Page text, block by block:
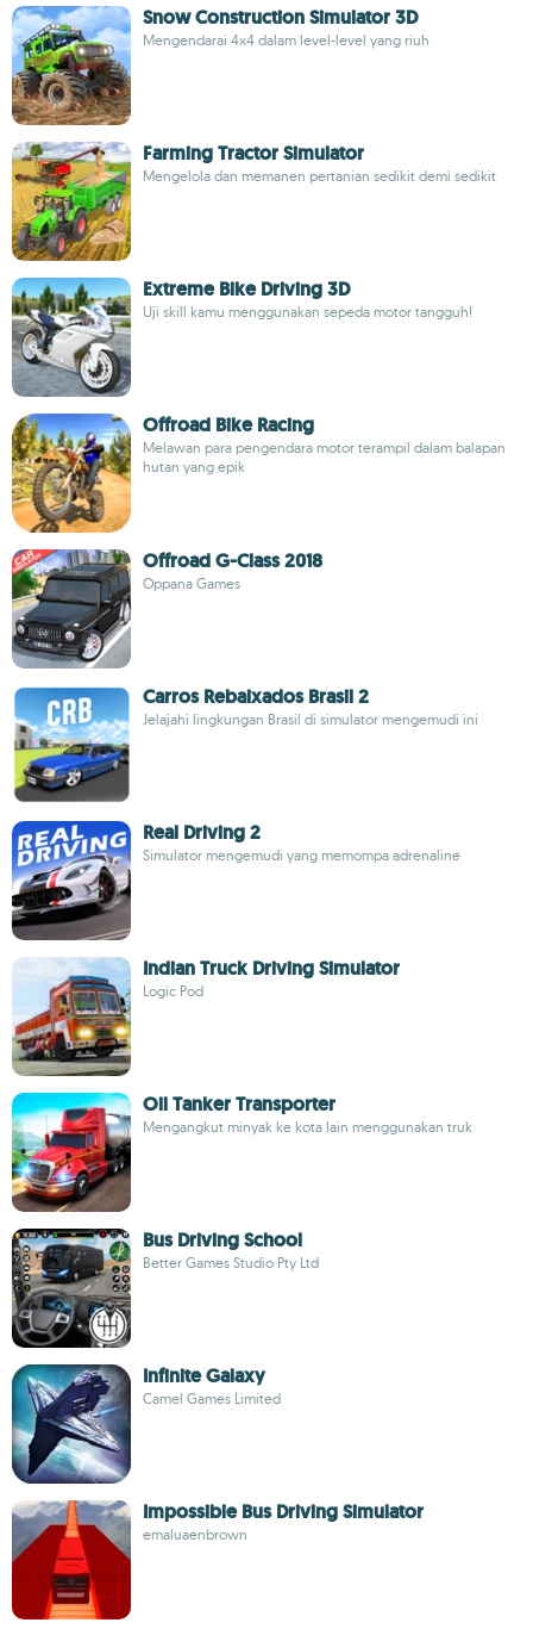
Snow Construction Simulator 3D
Mengendarai 4x4 dalam level-level yang riuh
Farming Tractor Simulator
Mengelola dan memanen pertanian sedikit demi sedikit
Extreme Bike Driving 3D
Uji skill kamu menggunakan sepeda motor tangguh!
Offroad Bike Racing
Melawan para pengendara motor terampil dalam balapan
hutan yang epik
Offroad G-Class 2018
Oppana Games
Carros Rebaixados Brasil 2
Jelajahi lingkungan Brasil di simulator mengemudi ini
Real Driving 2
Simulator mengemudi yang memompa adrenaline
Indian Truck Driving Simulator
Logic Pod
Oil Tanker Transporter
Mengangkut minyak ke kota lain menggunakan truk
Bus Driving School
Better Games Studio Pty Ltd
Infinite Galaxy
Camel Games Limited
Impossible Bus Driving Simulator
emaluaenbrown